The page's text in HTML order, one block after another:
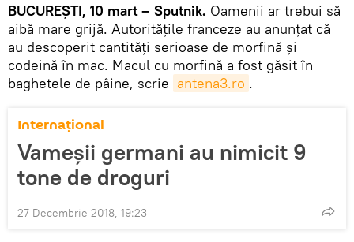
BUCUREȘTI, 10 mart – Sputnik. Oamenii ar trebui să
aibă mare grijă. Autoritățile franceze au anunțat că
au descoperit cantităţi serioase de morfină şi
codeină în mac. Macul cu morfină a fost găsit în
baghetele de pâine, scrie antena3.ro .
Internaţional
Vameșii germani au nimicit 9
tone de droguri
27 Decembrie 2018, 19:23